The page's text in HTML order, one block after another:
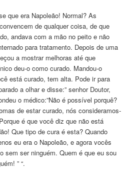
que era Napoleão! Normal? As
de qualquer coisa, de que
andava com a mão no peito e não
para tratamento. Depois de uma
a mostrar melhoras até que
deu-o como curado. Mandou-o
está curado, tem alta. Pode ir para
a olhar e disse:” senhor Doutor,
o médico:”Não é possível porquê?
de estar curado, nós consideramos-
é que você diz que não está
Que tipo de cura é esta? Quando
eu era o Napoleão, e agora vocês
sem ser ninguém. Quem é que eu sou
” “.